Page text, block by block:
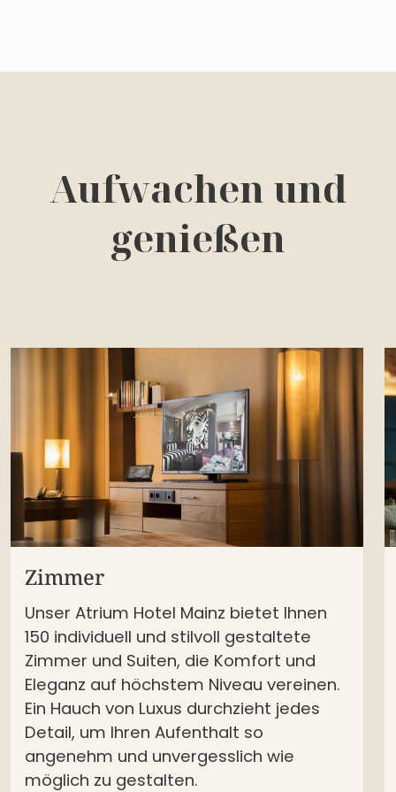
Aufwachen und
genießen
Zimmer
Unser Atrium Hotel Mainz bietet Ihnen
150 individuell und stilvoll gestaltete
Zimmer und Suiten, die Komfort und
Eleganz auf höchstem Niveau vereinen.
Ein Hauch von Luxus durchzieht jedes
Detail, um Ihren Aufenthalt so
angenehm und unvergesslich wie
möglich zu gestalten.